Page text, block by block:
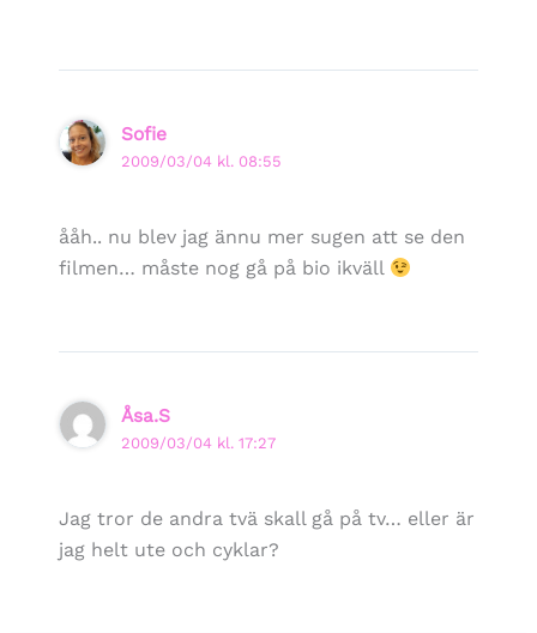
Sofie
2009/03/04 kl. 08:55
ååh.. nu blev jag ännu mer sugen att se den
filmen… måste nog gå på bio ikväll
Åsa.S
2009/03/04 kl. 17:27
Jag tror de andra tvä skall gå på tv… eller är
jag helt ute och cyklar?